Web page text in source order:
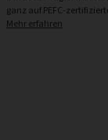
ganz auf PEFC-
Mehr erfahren